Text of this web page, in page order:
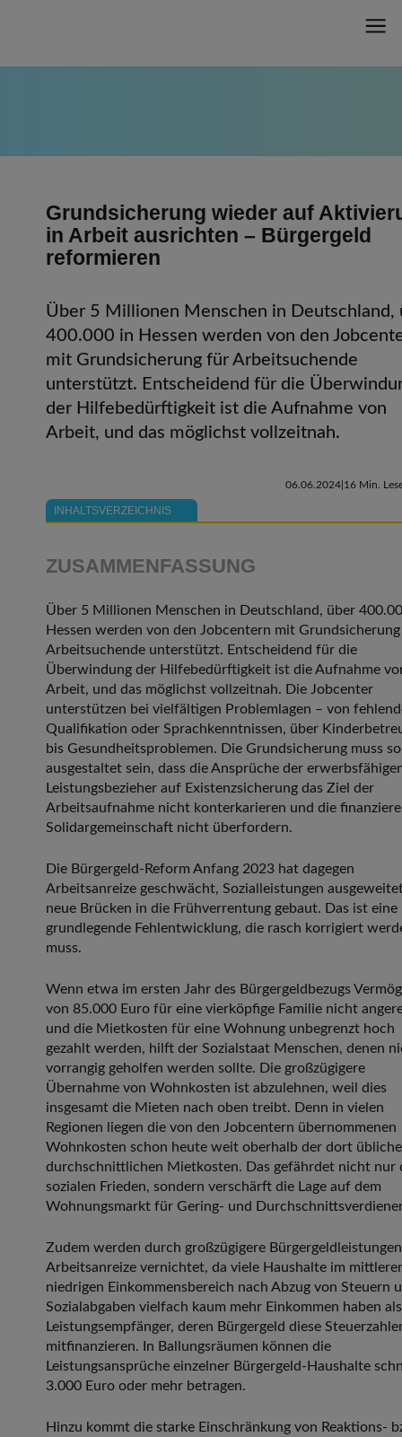
Grundsicherung wieder auf
in Arbeit ausrichten – Bürgergeld
reformieren
Über 5 Millionen Menschen in Deutschland,
400.000 in Hessen werden von den
mit Grundsicherung für Arbeitsuchende
unterstützt. Entscheidend für die
der Hilfebedürftigkeit ist die Aufnahme von
Arbeit, und das möglichst vollzeitnah.
INHALTSVERZEICHNIS
06.06.2024 16 Min.
ZUSAMMENFASSUNG
Über 5 Millionen Menschen in Deutschland, über
Hessen werden von den Jobcentern mit
Arbeitsuchende unterstützt. Entscheidend für die
Überwindung der Hilfebedürftigkeit ist die Aufnahme
Arbeit, und das möglichst vollzeitnah. Die Jobcenter
unterstützen bei vielfältigen Problemlagen – von
Qualifikation oder Sprachkenntnissen, über
bis Gesundheitsproblemen. Die Grundsicherung muss so
ausgestaltet sein, dass die Ansprüche der
Leistungsbezieher auf Existenzsicherung das Ziel der
Arbeitsaufnahme nicht konterkarieren und die
Solidargemeinschaft nicht überfordern.
Die Bürgergeld-Reform Anfang 2023 hat dagegen
Arbeitsanreize geschwächt, Sozialleistungen
neue Brücken in die Frühverrentung gebaut. Das ist eine
grundlegende Fehlentwicklung, die rasch korrigiert
muss.
Wenn etwa im ersten Jahr des Bürgergeldbezugs
von 85.000 Euro für eine vierköpfige Familie nicht
und die Mietkosten für eine Wohnung unbegrenzt hoch
gezahlt werden, hilft der Sozialstaat Menschen, denen
vorrangig geholfen werden sollte. Die großzügigere
Übernahme von Wohnkosten ist abzulehnen, weil dies
insgesamt die Mieten nach oben treibt. Denn in vielen
Regionen liegen die von den Jobcentern übernommenen
Wohnkosten schon heute weit oberhalb der dort
durchschnittlichen Mietkosten. Das gefährdet nicht nur
sozialen Frieden, sondern verschärft die Lage auf dem
Wohnungsmarkt für Gering- und
Zudem werden durch großzügigere Bürgergeldleistungen
Arbeitsanreize vernichtet, da viele Haushalte im
niedrigen Einkommensbereich nach Abzug von Steuern
Sozialabgaben vielfach kaum mehr Einkommen haben als
Leistungsempfänger, deren Bürgergeld diese
mitfinanzieren. In Ballungsräumen können die
Leistungsansprüche einzelner Bürgergeld-Haushalte
3.000 Euro oder mehr betragen.
Hinzu kommt die starke Einschränkung von Reaktions-